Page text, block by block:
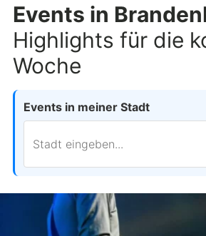
Events in
Highlights für die
Woche
Events in meiner Stadt